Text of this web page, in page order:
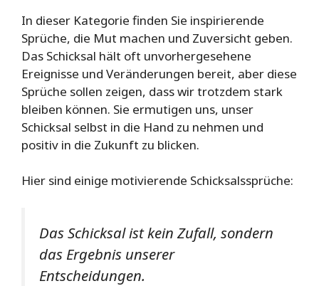
In dieser Kategorie finden Sie inspirierende
Sprüche, die Mut machen und Zuversicht geben.
Das Schicksal hält oft unvorhergesehene
Ereignisse und Veränderungen bereit, aber diese
Sprüche sollen zeigen, dass wir trotzdem stark
bleiben können. Sie ermutigen uns, unser
Schicksal selbst in die Hand zu nehmen und
positiv in die Zukunft zu blicken.
Hier sind einige motivierende Schicksalssprüche:
Das Schicksal ist kein Zufall, sondern
das Ergebnis unserer
Entscheidungen.